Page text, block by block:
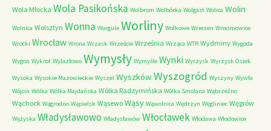
Wola Młocka Wola Pasikońska Wolbrom Wolbórka Wolgast Wolica Wolin
Wolnica Wolsztyn Wonna Worgule Worliny Wołkowe Wriezen Wrocimowice
Wrocki Wrocław Wrona Wrzask Wrzeście Września Wrząca WTR Wydminy Wygoda
Wygon Wykrot Wylazłowo Wymysły Wymyśle Wynki Wyrzysk Wyrzysk Osiek
Wysoka Wysokie Mazowieckie Wyszel WyszkówWyszogród Wyszyny Wywła
Wójcin Wólka Wólka Majdańska Wólka Radzymińska Wólka Smolana Wąbrzeźno
Wąchock Wągrodno Wąpielsk Wąsewo Wąsy Wąwolnica Wędrzyn Węgliniec Węgrów
Wężyska Władysławowo Władysławów Włocławek Włodawa Włodowice